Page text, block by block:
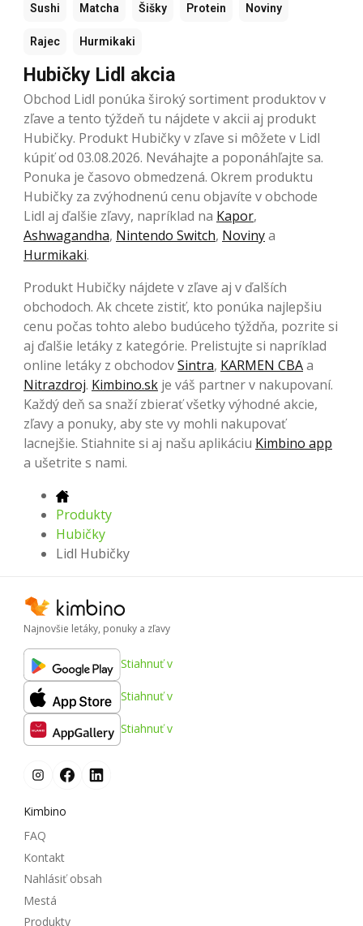
Sushi Matcha Šišky Protein Noviny
Rajec Hurmikaki
Hubičky Lidl akcia
Obchod Lidl ponúka široký sortiment produktov v
zľave a tento týždeň tu nájdete v akcii aj produkt
Hubičky. Produkt Hubičky v zľave si môžete v Lidl
kúpiť od 03.08.2026. Neváhajte a poponáhľajte sa.
Ponuka je časovo obmedzená. Okrem produktu
Hubičky za zvýhodnenú cenu objavíte v obchode
Lidl aj ďalšie zľavy, napríklad na Kapor,
Ashwagandha, Nintendo Switch, Novinya
Hurmikaki.
Produkt Hubičky nájdete v zľave aj v ďalších
obchodoch. Ak chcete zistiť, kto ponúka najlepšiu
cenu počas tohto alebo budúceho týždňa, pozrite si
aj ďalšie letáky z kategórie. Prelistujte si napríklad
online letáky z obchodovSintra, KARMEN CBAa
Nitrazdroj. Kimbino.sk je váš partner v nakupovaní.
Každý deň sa snaží zbierať všetky výhodné akcie,
zľavy a ponuky, aby ste vy mohli nakupovať
lacnejšie. Stiahnite si aj našu aplikáciu Kimbino app
a ušetrite s nami.
Produkty
Hubičky
Lidl Hubičky
Najnovšie letáky, ponuky a zľavy
Stiahnuť v
Stiahnuť v
Stiahnuť v
Kimbino
FAQ
Kontakt
Nahlásiť obsah
Mestá
Produkty